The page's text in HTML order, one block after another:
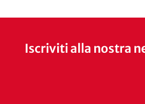
Iscriviti alla nostra